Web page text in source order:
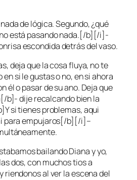
de lógica. Segundo, ¿qué
está pasando nada.[/b][/i]-
escondida detrás del vaso.
deja que la cosa fluya, no te
si le gustas o no, en si ahora
él o pasar de su ano. Deja que
dije recalcando bien la
si tienes problemas, aqui
para empujaros[/b][/i]–
bailando Diana y yo,
dos, con muchos tios a
riendonos al ver la escena del